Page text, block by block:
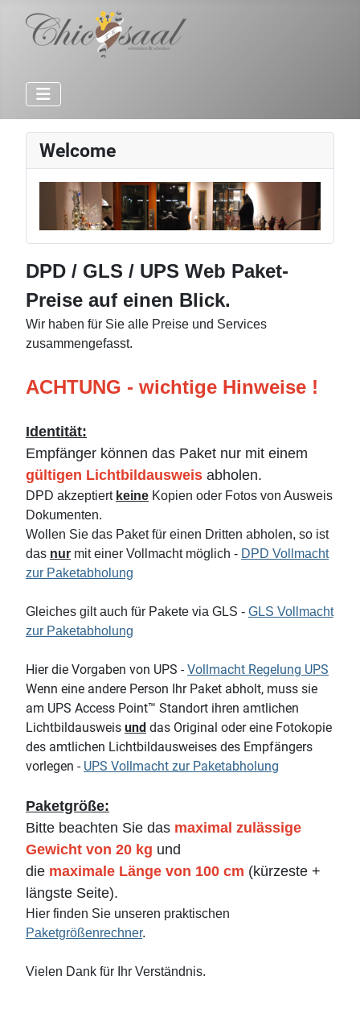
Welcome
DPD / GLS / UPS Web Paket-
Preise auf einen Blick.
Wir haben für Sie alle Preise und Services
zusammengefasst.
ACHTUNG - wichtige Hinweise !
Identität:
Empfänger können das Paket nur mit einem
gültigen Lichtbildausweis abholen.
DPD akzeptiert keine Kopien oder Fotos von Ausweis
Dokumenten.
Wollen Sie das Paket für einen Dritten abholen, so ist
das nur mit einer Vollmacht möglich - DPD Vollmacht
zur Paketabholung
Gleiches gilt auch für Pakete via GLS - GLS Vollmacht
zur Paketabholung
Hier die Vorgaben von UPS -Vollmacht Regelung UPS
Wenn eine andere Person Ihr Paket abholt, muss sie
am UPS Access Point™ Standort ihren amtlichen
Lichtbildausweis und das Original oder eine Fotokopie
des amtlichen Lichtbildausweises des Empfängers
vorlegen - UPS Vollmacht zur Paketabholung
Paketgröße:
Bitte beachten Sie das maximal zulässige
Gewicht von 20 kg und
die maximale Länge von 100 cm (kürzeste +
längste Seite).
Hier finden Sie unseren praktischen
Paketgrößenrechner.
Vielen Dank für Ihr Verständnis.